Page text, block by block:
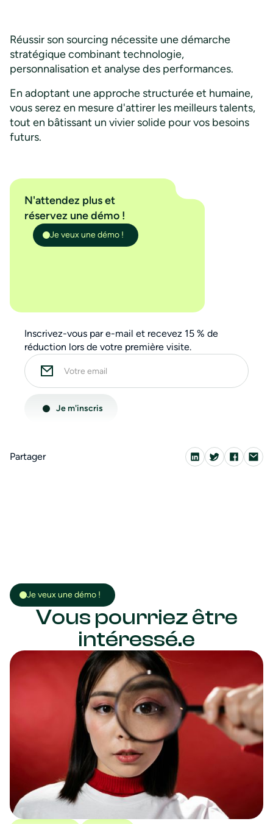
Réussir son sourcing nécessite une démarche
stratégique combinant technologie,
personnalisation et analyse des performances.
En adoptant une approche structurée et humaine,
vous serez en mesure d'attirer les meilleurs talents,
tout en bâtissant un vivier solide pour vos besoins
futurs.
N'attendez plus et
réservez une démo !
Je veux une démo !
Inscrivez-vous par e-mail et recevez 15 % de
réduction lors de votre première visite.
Partager
Je veux une démo !
Vous pourriez être
intéressé.e